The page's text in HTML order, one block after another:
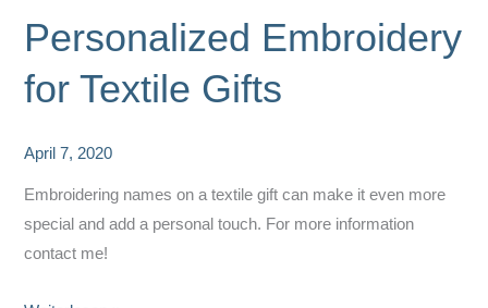
Personalized Embroidery
for Textile Gifts
April 7, 2020
Embroidering names on a textile gift can make it even more
special and add a personal touch. For more information
contact me!